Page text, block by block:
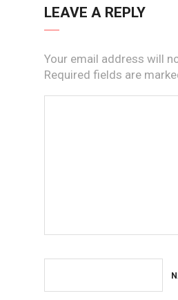
LEAVE A REPLY
Your email address will
Required fields are